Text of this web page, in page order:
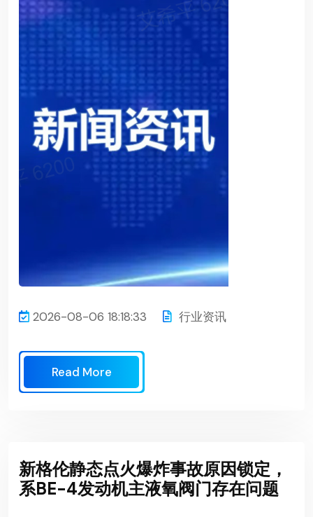
2026-08-06 18:18:33 行业资讯
Read More
新格伦静态点火爆炸事故原因锁定，
系BE-4发动机主液氧阀门存在问题